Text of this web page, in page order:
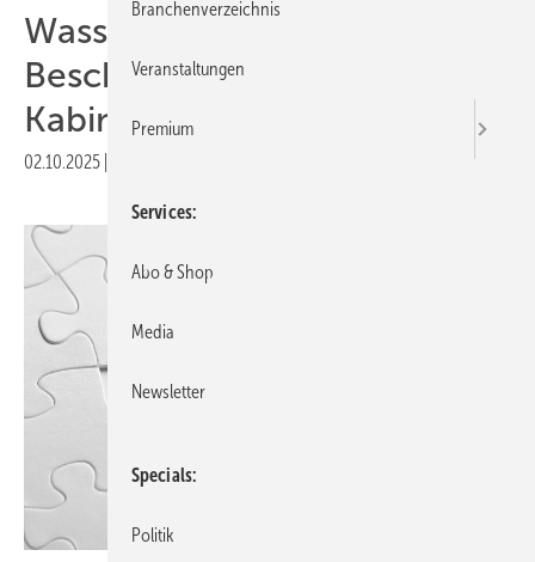
Wasserstoff-
Beschleunigungsgesetz:
Kabinett legt Entwurf vor
02.10.2025
Branchenverzeichnis
Veranstaltungen
Premium
Services
Abo & Shop
Media
Newsletter
Specials
Politik